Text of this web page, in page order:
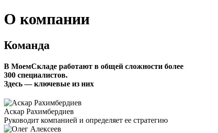
О компании
Команда
В МоемСкладе работают в общей сложности более
300 специалистов.
Здесь — ключевые из них
Аскар Рахимбердиев
Руководит компанией и определяет ее стратегию